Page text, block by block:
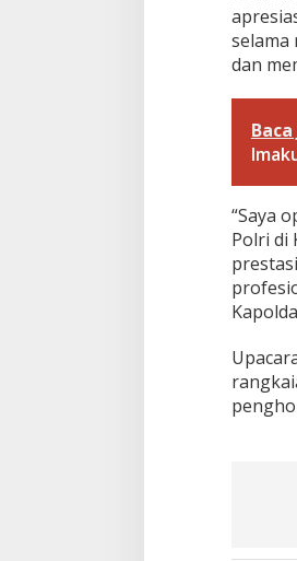
selama
dan
Baca
“Saya
Polri di
Kapolda